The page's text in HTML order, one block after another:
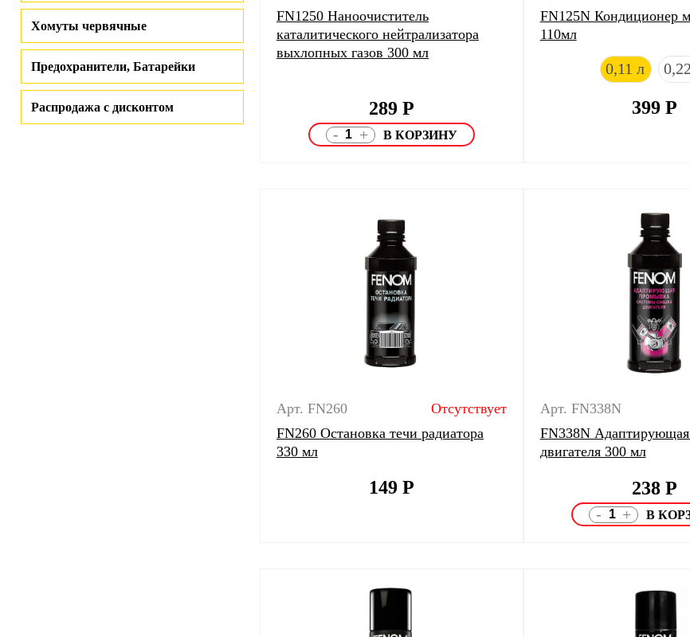
Хомуты червячные
Предохранители, Батарейки
Распродажа с дисконтом
FN1250 Наноочиститель
каталитического нейтрализатора
выхлопных газов 300 мл
289 Р
- +
FN125N Кондиционер
110мл
0,11 л
399Р
Арт. FN260
Отсутствует
FN260 Остановка течи радиатора
330 мл
149 Р
Арт. FN338N
FN338N
двигателя 300 мл
238Р
- +